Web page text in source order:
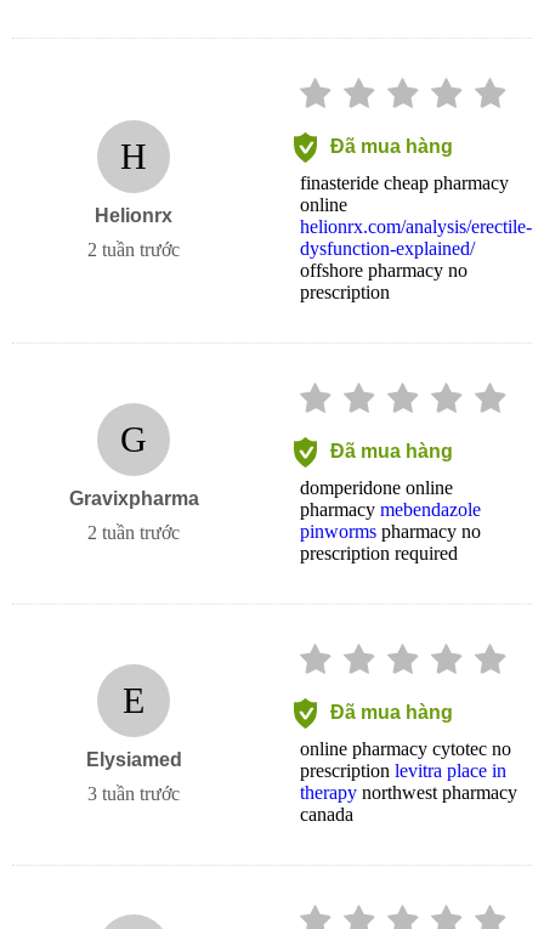
H
Helionrx
2 tuần trước
Đã mua hàng
finasteride cheap pharmacy
online
helionrx.com/analysis/erectile-
dysfunction-explained/
offshore pharmacy no
prescription
G
Gravixpharma
2 tuần trước
Đã mua hàng
domperidone online
pharmacy mebendazole
pinworms pharmacy no
prescription required
E
Elysiamed
3 tuần trước
Đã mua hàng
online pharmacy cytotec no
prescription levitra place in
therapy northwest pharmacy
canada